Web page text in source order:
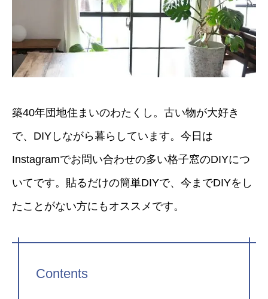
築40年団地住まいのわたくし。古い物が大好き
で、DIYしながら暮らしています。今日は
Instagramでお問い合わせの多い格子窓のDIYにつ
いてです。貼るだけの簡単DIYで、今までDIYをし
たことがない方にもオススメです。
Contents